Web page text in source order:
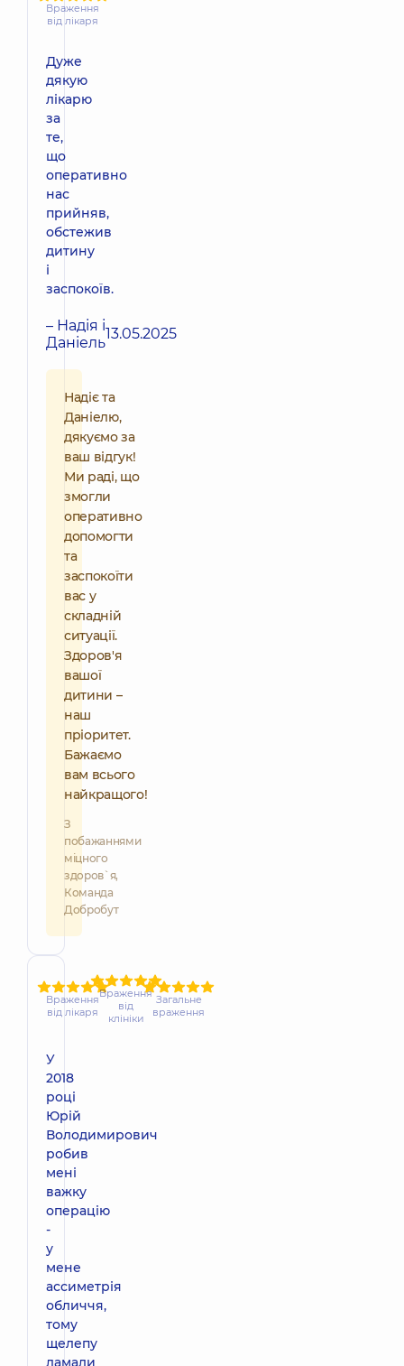
Враження
від лікаря
Дуже
дякую
лікарю
за
те,
що
оперативно
нас
прийняв,
обстежив
дитину
і
заспокоїв.
– Надія і
Даніель13.05.2025
Надіє та
Даніелю,
дякуємо за
ваш відгук!
Ми раді, що
змогли
оперативно
допомогти
та
заспокоїти
вас у
складній
ситуації.
Здоров'я
вашої
дитини –
наш
пріоритет.
Бажаємо
вам всього
найкращого!
З
побажаннями
міцного
здоров`я,
Команда
Добробут
Враження
від лікаря
Враження
від
клініки
Загальне
враження
У
2018
році
Юрій
Володимирович
робив
мені
важку
операцію
-
у
мене
ассиметрія
обличчя,
тому
щелепу
ламали